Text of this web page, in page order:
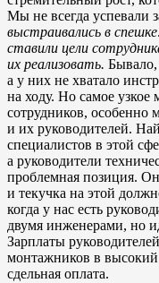
Мы не всегда успевали
выстраивались в
ставили цели
их реализовать. Бывало,
а у них не хватало
на ходу. Но самое
сотрудников, особенно
и их руководителей.
специалистов в этой
а руководители
проблемная позиция.
и текучка на этой
когда у нас есть
двумя инженерами, но
Зарплаты
монтажников в
сдельная оплата.